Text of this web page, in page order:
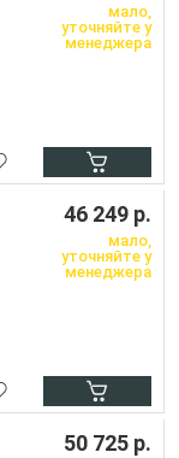
мало,
уточняйте у
менеджера
46 249 р.
мало,
уточняйте у
менеджера
50 725 р.